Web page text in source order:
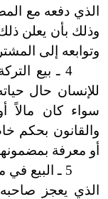
الذي دفعه مع
وذلك بأن يعلن
وتوابعه إلى
4 ـ بيع التركة أو المخارجة: التركة هي كل ما
للإنسان حال
سواء كان مالاً
والقانون بحكم
أو معرفة
5 ـ البيع
الذي يعجز